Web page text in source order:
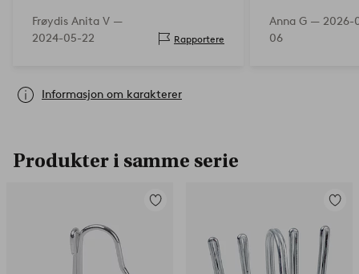
Frøydis Anita V —
2024-05-22
Rapportere
Anna G — 2026-
06
Informasjon om karakterer
Produkter i samme serie
Legg
Legg